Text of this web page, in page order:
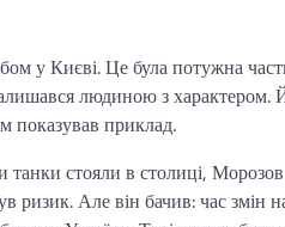
у Києві. Це була потужна
людиною з характером.
показував приклад.
стояли в столиці,
ризик. Але він бачив: час змін